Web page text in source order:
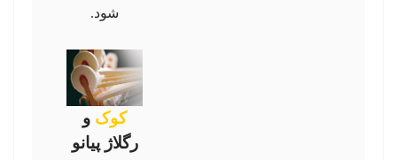
شود.
کوک و
رگلاژ پیانو